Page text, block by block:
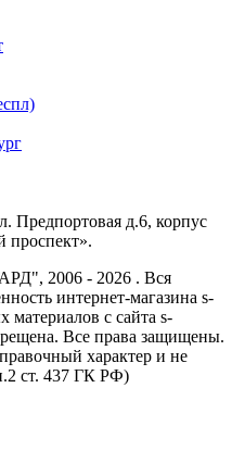
Предпортовая д.6, корпус
проспект».
2006 - 2026 . Вся
интернет-магазина s-
с сайта s-
Все права защищены.
характер и не
ст. 437 ГК РФ)